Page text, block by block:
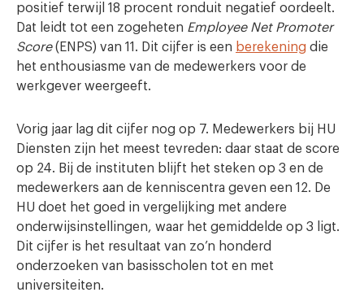
positief terwijl 18 procent ronduit negatief oordeelt.
Dat leidt tot een zogeheten Employee Net Promoter
Score(ENPS) van 11. Dit cijfer is een berekening die
het enthousiasme van de medewerkers voor de
werkgever weergeeft.
Vorig jaar lag dit cijfer nog op 7. Medewerkers bij HU
Diensten zijn het meest tevreden: daar staat de score
op 24. Bij de instituten blijft het steken op 3 en de
medewerkers aan de kenniscentra geven een 12. De
HU doet het goed in vergelijking met andere
onderwijsinstellingen, waar het gemiddelde op 3 ligt.
Dit cijfer is het resultaat van zo’n honderd
onderzoeken van basisscholen tot en met
universiteiten.